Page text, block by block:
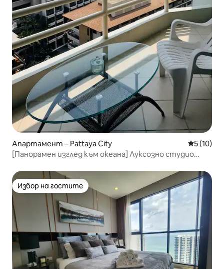
Апартамент – Pattaya City Средна
5 (10)
[Панорамен изглед към океана] Луксозно студио
Избор на гостите
Избор на гостите